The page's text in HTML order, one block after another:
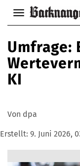
Navigation
anzeigen
bzw.
verbergen
Umfrage:
KI
Von dpa
Erstellt: 9. Juni 2026,